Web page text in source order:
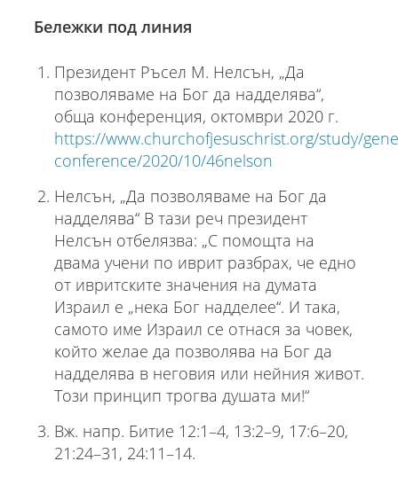
Бележки под линия
Президент Ръсел М. Нелсън, „Да
позволяваме на Бог да надделява“,
обща конференция, октомври 2020 г.
https://www.churchofjesuschrist.org/study/
conference/2020/10/46nelson
Нелсън, „Да позволяваме на Бог да
надделява“ В тази реч президент
Нелсън отбелязва: „С помощта на
двама учени по иврит разбрах, че едно
от ивритските значения на думата
Израил е „нека Бог надделее“. И така,
самото име Израил се отнася за човек,
който желае да позволява на Бог да
надделява в неговия или нейния живот.
Този принцип трогва душата ми!“
Вж. напр. Битие 12:1–4, 13:2–9, 17:6–20,
21:24–31, 24:11–14.